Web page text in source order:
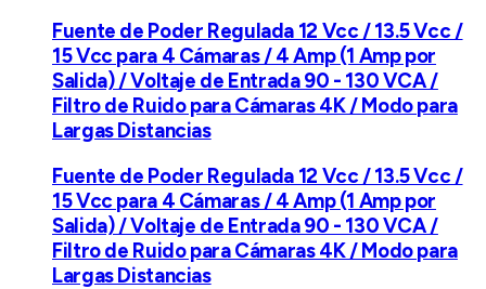
Fuente de Poder Regulada 12 Vcc / 13.5 Vcc /
15 Vcc para 4 Cámaras / 4 Amp (1 Amp por
Salida) / Voltaje de Entrada 90 - 130 VCA /
Filtro de Ruido para Cámaras 4K / Modo para
Largas Distancias
Fuente de Poder Regulada 12 Vcc / 13.5 Vcc /
15 Vcc para 4 Cámaras / 4 Amp (1 Amp por
Salida) / Voltaje de Entrada 90 - 130 VCA /
Filtro de Ruido para Cámaras 4K / Modo para
Largas Distancias